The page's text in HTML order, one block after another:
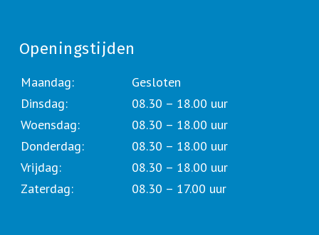
Openingstijden
Maandag:
Gesloten
Dinsdag:
08.30 – 18.00 uur
Woensdag:
08.30 – 18.00 uur
Donderdag:
08.30 – 18.00 uur
Vrijdag:
08.30 – 18.00 uur
Zaterdag:
08.30 – 17.00 uur